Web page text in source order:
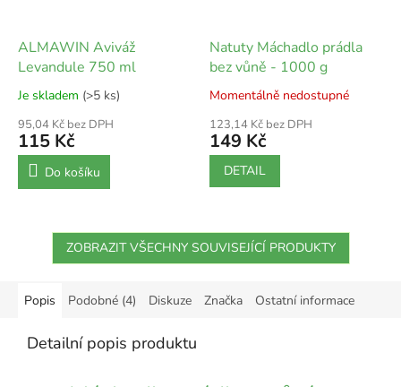
ALMAWIN Aviváž
Levandule 750 ml
Je skladem (>5 ks)
95,04 Kč bez DPH
115 Kč
Do košíku
Natuty Máchadlo prádla
bez vůně - 1000 g
Momentálně nedostupné
123,14 Kč bez DPH
149 Kč
DETAIL
ZOBRAZIT VŠECHNY SOUVISEJÍCÍ PRODUKTY
Popis Podobné (4) Diskuze Značka Ostatní informace
Detailní popis produktu